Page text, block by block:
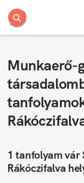
Munkaerő-
1 tanfolyam vár
Rákóczifalva